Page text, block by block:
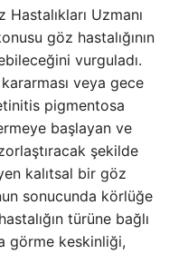
Uzmanı
göz hastalığının
vurguladı.
veya gece
pigmentosa
başlayan ve
şekilde
kalıtsal bir göz
sonucunda körlüğe
türüne bağlı
görme keskinliği,